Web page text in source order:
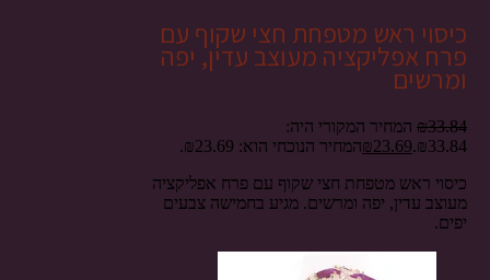
כיסוי ראש מטפחת חצי שקוף עם
פרח אפליקציה מעוצב עדין, יפה
ומרשים
₪33.84
המחיר המקורי היה:
₪33.84.
₪23.69
המחיר הנוכחי הוא: ₪23.69.
כיסוי ראש מטפחת חצי שקוף עם פרח אפליקציה
מעוצב עדין, יפה ומרשים. מגיע בחמישה צבעים
יפים.